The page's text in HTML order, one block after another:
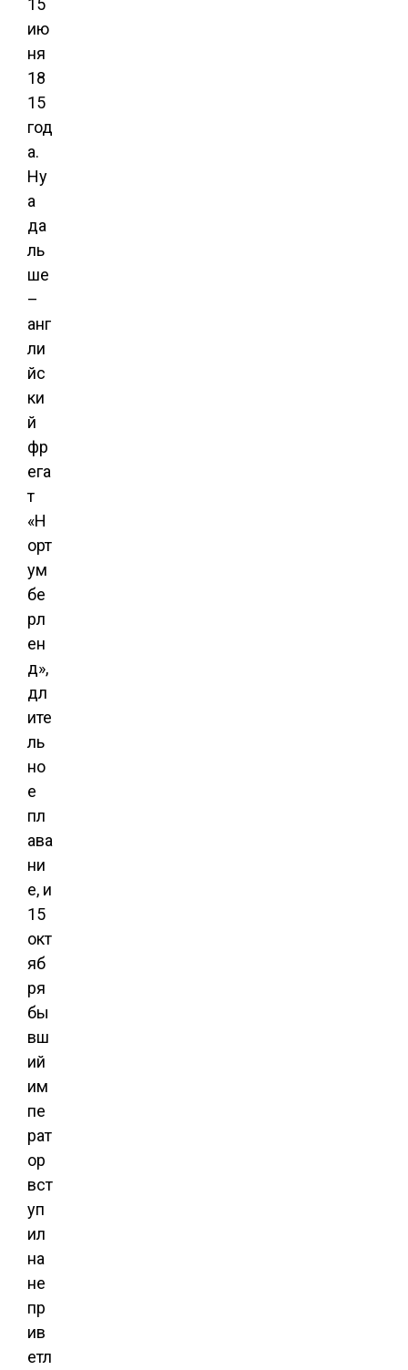
15
ию
ня
18
15
год
а.
Ну
а
да
ль
ше
–
анг
ли
йс
ки
й
фр
ега
т
«Н
орт
ум
бе
рл
ен
д»,
дл
ите
ль
но
е
пл
ава
ни
е, и
15
окт
яб
ря
бы
вш
ий
им
пе
рат
ор
вст
уп
ил
на
не
пр
ив
етл